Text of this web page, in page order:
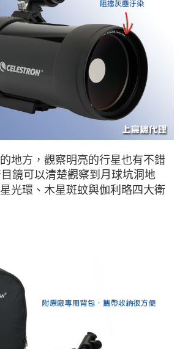
地方，觀察明亮的行星也有不錯
鏡可以清楚觀察到月球坑洞地
光環、木星斑蚊與伽利略四大衛